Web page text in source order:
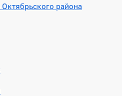
Октябрьского района